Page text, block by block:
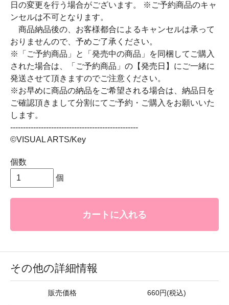
日の変更を行う場合がございます。 ※ご予約商品のキャ
ンセルは不可となります。
商品納品後の、お客様都合によるキャンセルは承って
おりませんので、予めご了承ください。
※「ご予約商品」と「発売中の商品」を同梱してご購入
された場合は、「ご予約商品」の【発売日】にご一緒に
発送させて頂きますのでご注意ください。
※お早めに商品の納品をご希望される場合は、納品日を
ご確認頂きまして分割にてご予約・ご購入をお願いいた
します。
--------------------------------------------------
©VISUAL ARTS/Key
個数
個
カートに入れる
その他の詳細情報
販売価格 660円(税込)